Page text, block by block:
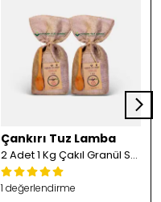
Çankırı Tuz Lamba
2 Adet 1 Kg Çakıl Granül Sofrada Öğütme Tuzu
1 değerlendirme